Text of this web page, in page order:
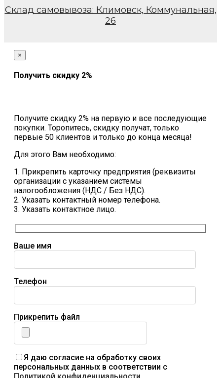
Склад самовывоза: Климовск, Коммунальная,
26
×
Получить скидку 2%
Получите скидку 2% на первую и все последующие
покупки. Торопитесь, скидку получат, только
первые 50 клиентов и только до конца месяца!
Для этого Вам необходимо:
1. Прикрепить карточку предприятия (реквизиты
организации с указанием системы
налогообложения (НДС / Без НДС).
2. Указать контактный номер телефона.
3. Указать контактное лицо.
Ваше имя
Телефон
Прикрепить файл
Я даю согласие на обработку своих
персональных данных в соответствии с